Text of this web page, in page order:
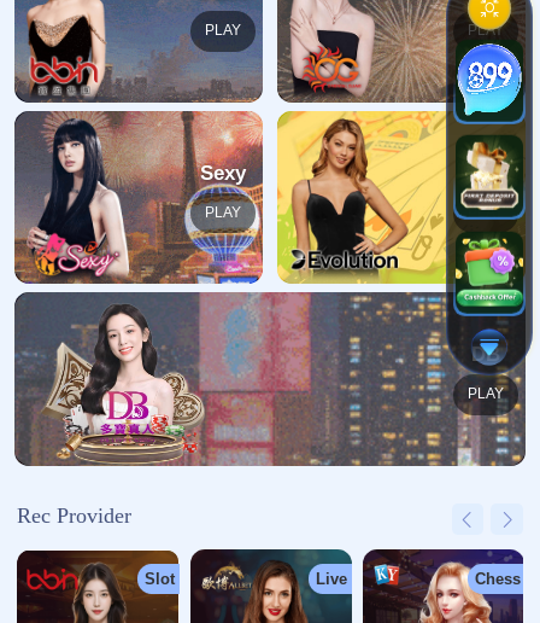
哎呀！找不到页面
我们深感抱歉，您请求的页面缺失
返回首页